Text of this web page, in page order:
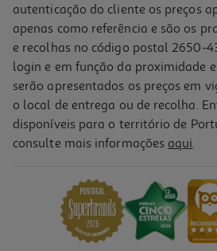
Smartwatch Cmf By Nothing Watch Pro 2
69,99 €
autenticação do cliente os preços
apenas como referência e são os
e recolhas no código postal 2650-
login e em função da proximidade
serão apresentados os preços em
o local de entrega ou de recolha.
disponíveis para o território de
consulte mais informações aqui.